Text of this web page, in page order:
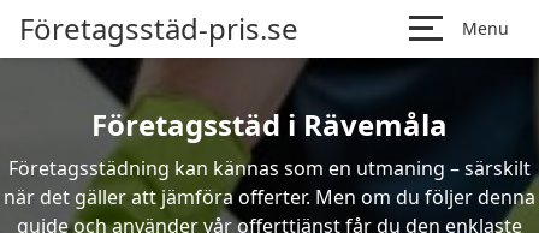
Företagsstäd-pris.se Menu
Företagsstäd i Rävemåla
Företagsstädning kan kännas som en utmaning – särskilt
när det gäller att jämföra offerter. Men om du följer denna
guide och använder vår offerttjänst får du den enklaste